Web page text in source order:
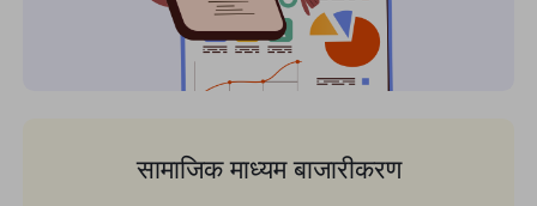
सामाजिक माध्यम बाजारीकरण